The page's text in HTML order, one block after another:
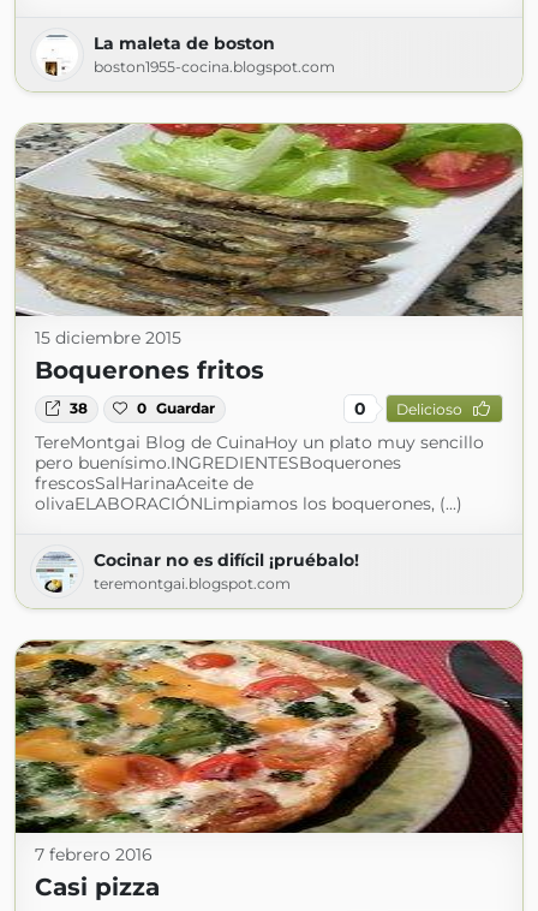
La maleta de boston
boston1955-cocina.blogspot.com
15 diciembre 2015
Boquerones fritos
38 0 Guardar 0 Delicioso
TereMontgai Blog de CuinaHoy un plato muy sencillo
pero buenísimo.INGREDIENTESBoquerones
frescosSalHarinaAceite de
olivaELABORACIÓNLimpiamos los boquerones, (...)
Cocinar no es difícil ¡pruébalo!
teremontgai.blogspot.com
7 febrero 2016
Casi pizza